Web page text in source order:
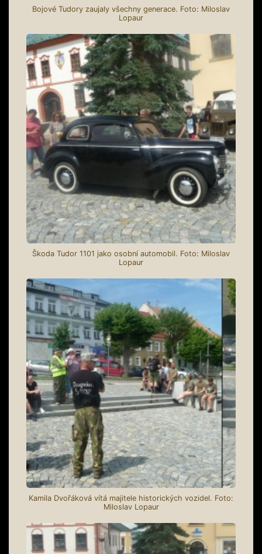
Bojové Tudory zaujaly všechny generace. Foto: Miloslav
Lopaur
Škoda Tudor 1101 jako osobní automobil. Foto: Miloslav
Lopaur
Kamila Dvořáková vítá majitele historických vozidel. Foto:
Miloslav Lopaur